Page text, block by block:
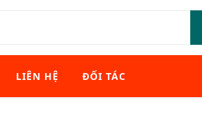
LIÊN HỆ ĐỐI TÁC